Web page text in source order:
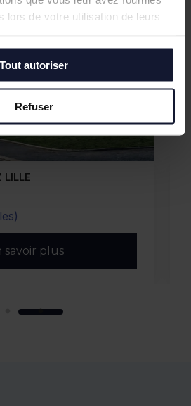
lors de votre utilisation de leurs
Tout autoriser
Refuser
En savoir plus